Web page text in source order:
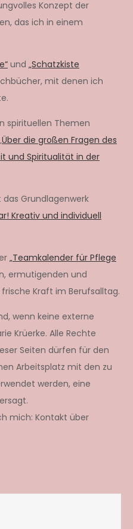
Konzept der
das ich in einem
und „Schatzkiste
mit denen ich
spirituellen Themen
Über die großen Fragen des
und Spiritualität in der
Grundlagenwerk
Kreativ und individuell
„Teamkalender für Pflege
ermutigenden und
Kraft im Berufsalltag.
wenn keine externe
Krüerke. Alle Rechte
Seiten dürfen für den
Arbeitsplatz mit den zu
werden, eine
mich: Kontakt über